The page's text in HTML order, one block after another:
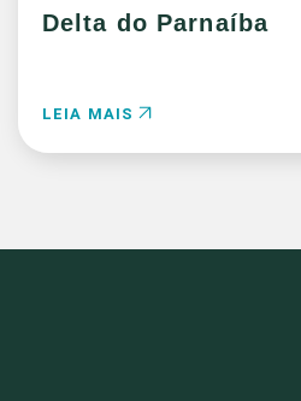
Delta do Parnaíba
LEIA MAIS